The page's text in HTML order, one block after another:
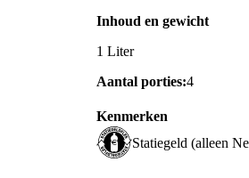
Inhoud en gewicht
1 Liter
Aantal porties:4
Kenmerken
Statiegeld (alleen